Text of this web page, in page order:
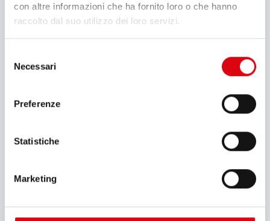
con altre informazioni che ha fornito loro o che hanno
raccolto dal suo utilizzo dei loro servizi.
delNecessari
Preferenze
Statistiche
Marketing
Procedura di trattamento per batterie da